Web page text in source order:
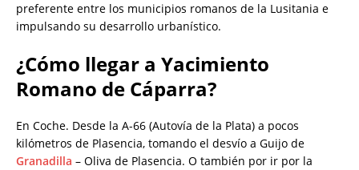
preferente entre los municipios romanos de la Lusitania e
impulsando su desarrollo urbanístico.
¿Cómo llegar a Yacimiento
Romano de Cáparra?
En Coche. Desde la A-66 (Autovía de la Plata) a pocos
kilómetros de Plasencia, tomando el desvío a Guijo de
Granadilla – Oliva de Plasencia. O también por ir por la